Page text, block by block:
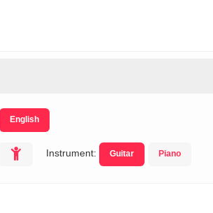
English
Instrument: Guitar Piano